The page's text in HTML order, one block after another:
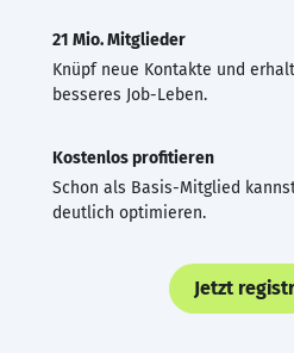
21 Mio. Mitglieder
Knüpf neue Kontakte und
besseres Job-Leben.
Kostenlos profitieren
Schon als Basis-Mitglied
deutlich optimieren.
Jetzt